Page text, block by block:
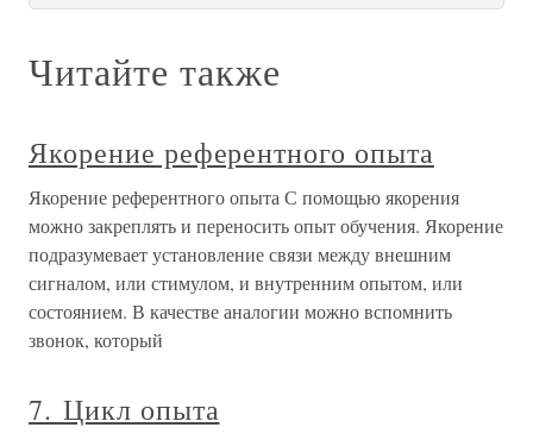
Читайте также
Якорение референтного опыта
Якорение референтного опыта С помощью якорения
можно закреплять и переносить опыт обучения. Якорение
подразумевает установление связи между внешним
сигналом, или стимулом, и внутренним опытом, или
состоянием. В качестве аналогии можно вспомнить
звонок, который
7. Цикл опыта